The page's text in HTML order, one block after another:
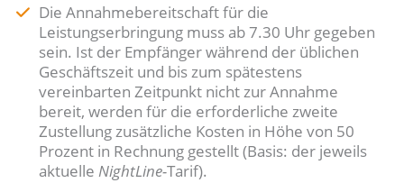
Die Annahmebereitschaft für die
Leistungserbringung muss ab 7.30 Uhr gegeben
sein. Ist der Empfänger während der üblichen
Geschäftszeit und bis zum spätestens
vereinbarten Zeitpunkt nicht zur Annahme
bereit, werden für die erforderliche zweite
Zustellung zusätzliche Kosten in Höhe von 50
Prozent in Rechnung gestellt (Basis: der jeweils
aktuelleNightLine-Tarif).